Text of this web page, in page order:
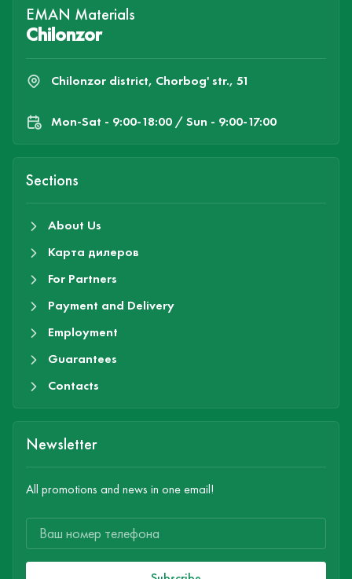
EMAN Materials
Chilonzor
Chilonzor district, Chorbog' str., 51
Mon-Sat - 9:00-18:00 / Sun - 9:00-17:00
Sections
About Us
Карта дилеров
For Partners
Payment and Delivery
Employment
Guarantees
Contacts
Newsletter
All promotions and news in one email!